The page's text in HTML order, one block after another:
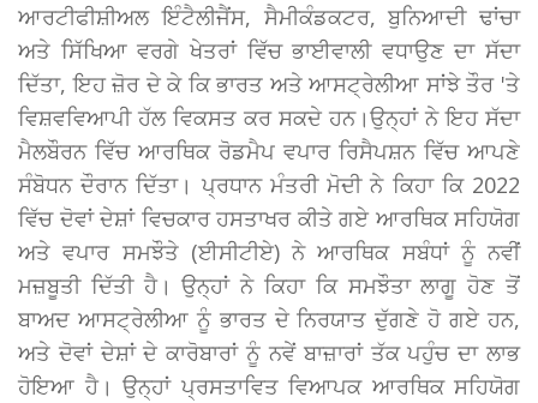
ਆਰਟੀਫੀਸ਼ੀਅਲ ਇੰਟੈਲੀਜੈਂਸ, ਸੈਮੀਕੰਡਕਟਰ, ਬੁਨਿਆਦੀ ਢਾਂਚਾ
ਅਤੇ ਸਿੱਖਿਆ ਵਰਗੇ ਖੇਤਰਾਂ ਵਿੱਚ ਭਾਈਵਾਲੀ ਵਧਾਉਣ ਦਾ ਸੱਦਾ
ਦਿੱਤਾ, ਇਹ ਜ਼ੋਰ ਦੇ ਕੇ ਕਿ ਭਾਰਤ ਅਤੇ ਆਸਟ੍ਰੇਲੀਆ ਸਾਂਝੇ ਤੌਰ 'ਤੇ
ਵਿਸ਼ਵਵਿਆਪੀ ਹੱਲ ਵਿਕਸਤ ਕਰ ਸਕਦੇ ਹਨ।ਉਨ੍ਹਾਂ ਨੇ ਇਹ ਸੱਦਾ
ਮੈਲਬੌਰਨ ਵਿੱਚ ਆਰਥਿਕ ਰੋਡਮੈਪ ਵਪਾਰ ਰਿਸੈਪਸ਼ਨ ਵਿੱਚ ਆਪਣੇ
ਸੰਬੋਧਨ ਦੌਰਾਨ ਦਿੱਤਾ। ਪ੍ਰਧਾਨ ਮੰਤਰੀ ਮੋਦੀ ਨੇ ਕਿਹਾ ਕਿ 2022
ਵਿੱਚ ਦੋਵਾਂ ਦੇਸ਼ਾਂ ਵਿਚਕਾਰ ਹਸਤਾਖਰ ਕੀਤੇ ਗਏ ਆਰਥਿਕ ਸਹਿਯੋਗ
ਅਤੇ ਵਪਾਰ ਸਮਝੌਤੇ (ਈਸੀਟੀਏ) ਨੇ ਆਰਥਿਕ ਸਬੰਧਾਂ ਨੂੰ ਨਵੀਂ
ਮਜ਼ਬੂਤੀ ਦਿੱਤੀ ਹੈ। ਉਨ੍ਹਾਂ ਨੇ ਕਿਹਾ ਕਿ ਸਮਝੌਤਾ ਲਾਗੂ ਹੋਣ ਤੋਂ
ਬਾਅਦ ਆਸਟ੍ਰੇਲੀਆ ਨੂੰ ਭਾਰਤ ਦੇ ਨਿਰਯਾਤ ਦੁੱਗਣੇ ਹੋ ਗਏ ਹਨ,
ਅਤੇ ਦੋਵਾਂ ਦੇਸ਼ਾਂ ਦੇ ਕਾਰੋਬਾਰਾਂ ਨੂੰ ਨਵੇਂ ਬਾਜ਼ਾਰਾਂ ਤੱਕ ਪਹੁੰਚ ਦਾ ਲਾਭ
ਹੋਇਆ ਹੈ। ਉਨ੍ਹਾਂ ਪ੍ਰਸਤਾਵਿਤ ਵਿਆਪਕ ਆਰਥਿਕ ਸਹਿਯੋਗ